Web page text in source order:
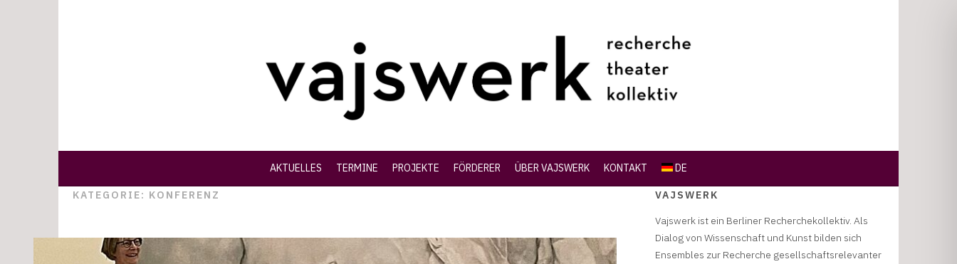
AKTUELLES TERMINE PROJEKTE FÖRDERER ÜBER VAJSWERK KONTAKT DE
KATEGORIE: KONFERENZ
VAJSWERK
Vajswerk ist ein Berliner Recherchekollektiv. Als
Dialog von Wissenschaft und Kunst bilden sich
Ensembles zur Recherche gesellschaftsrelevanter